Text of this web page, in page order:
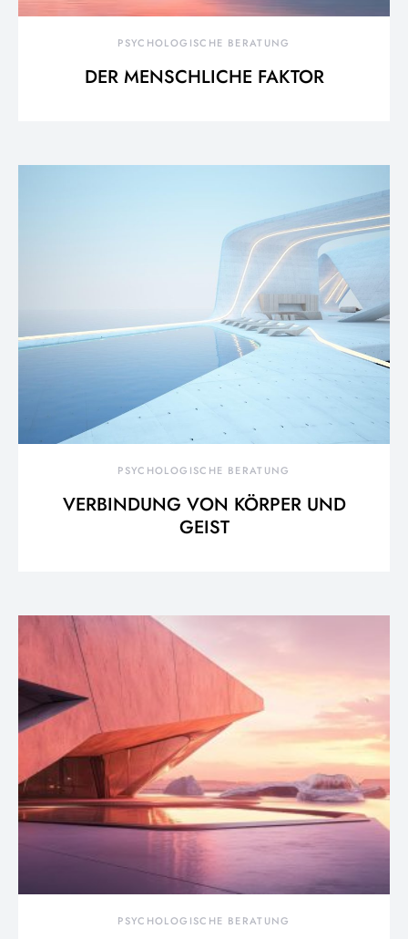
PSYCHOLOGISCHE BERATUNG
DER MENSCHLICHE FAKTOR
PSYCHOLOGISCHE BERATUNG
VERBINDUNG VON KÖRPER UND
GEIST
PSYCHOLOGISCHE BERATUNG